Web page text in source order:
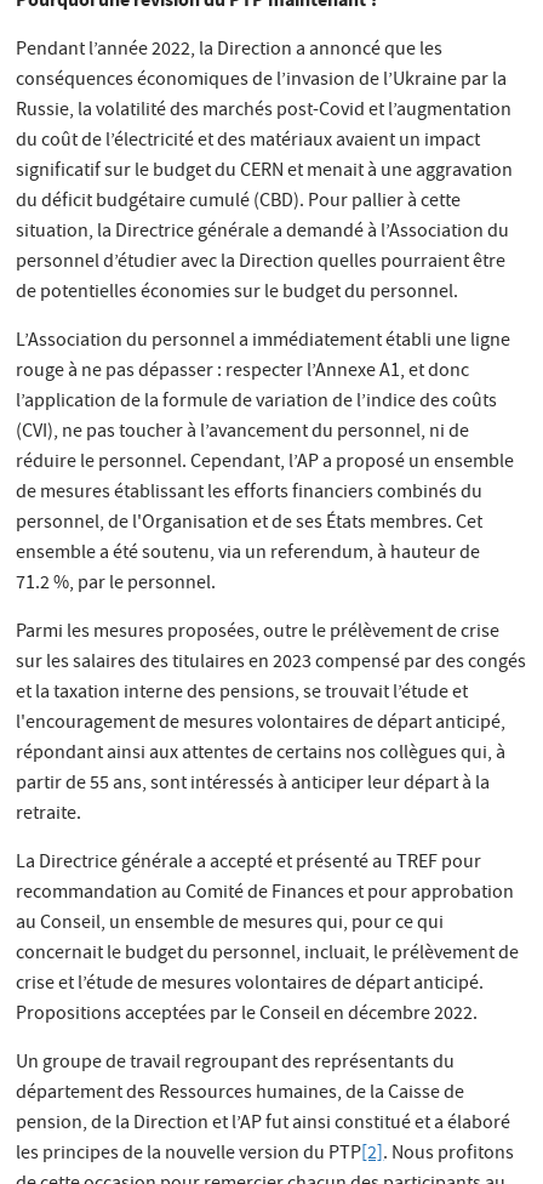
Pendant l’année 2022, la Direction a annoncé que les
conséquences économiques de l’invasion de l’Ukraine par la
Russie, la volatilité des marchés post-Covid et l’augmentation
du coût de l’électricité et des matériaux avaient un impact
significatif sur le budget du CERN et menait à une aggravation
du déficit budgétaire cumulé (CBD). Pour pallier à cette
situation, la Directrice générale a demandé à l’Association du
personnel d’étudier avec la Direction quelles pourraient être
de potentielles économies sur le budget du personnel.
L’Association du personnel a immédiatement établi une ligne
rouge à ne pas dépasser : respecter l’Annexe A1, et donc
l’application de la formule de variation de l’indice des coûts
(CVI), ne pas toucher à l’avancement du personnel, ni de
réduire le personnel. Cependant, l’AP a proposé un ensemble
de mesures établissant les efforts financiers combinés du
personnel, de l'Organisation et de ses États membres. Cet
ensemble a été soutenu, via un referendum, à hauteur de
71.2 %, par le personnel.
Parmi les mesures proposées, outre le prélèvement de crise
sur les salaires des titulaires en 2023 compensé par des congés
et la taxation interne des pensions, se trouvait l’étude et
l'encouragement de mesures volontaires de départ anticipé,
répondant ainsi aux attentes de certains nos collègues qui, à
partir de 55 ans, sont intéressés à anticiper leur départ à la
retraite.
La Directrice générale a accepté et présenté au TREF pour
recommandation au Comité de Finances et pour approbation
au Conseil, un ensemble de mesures qui, pour ce qui
concernait le budget du personnel, incluait, le prélèvement de
crise et l’étude de mesures volontaires de départ anticipé.
Propositions acceptées par le Conseil en décembre 2022.
Un groupe de travail regroupant des représentants du
département des Ressources humaines, de la Caisse de
pension, de la Direction et l’AP fut ainsi constitué et a élaboré
les principes de la nouvelle version du PTP[2]. Nous profitons